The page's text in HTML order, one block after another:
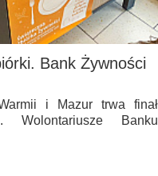
Bank Żywności
i Mazur trwa finał
Wolontariusze Banku